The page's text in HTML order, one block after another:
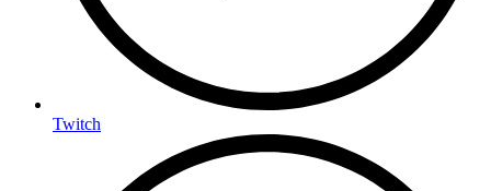
Twitch